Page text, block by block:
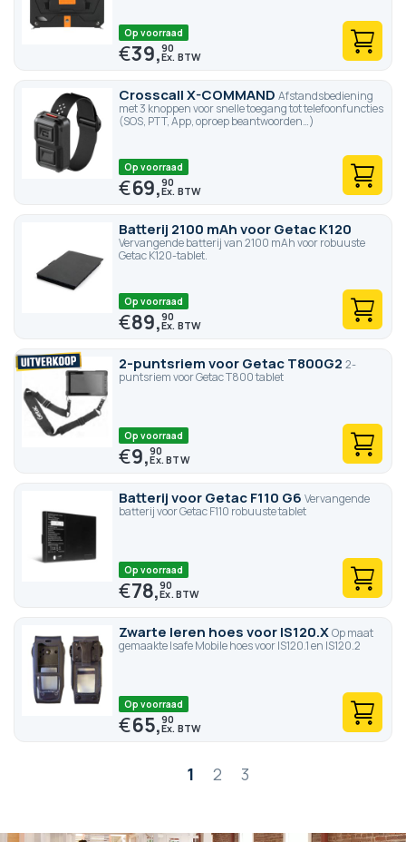
Op voorraad
€39,90
Crosscall X-COMMAND Afstandsbediening
met 3 knoppen voor snelle toegang tot telefoonfuncties
(SOS, PTT, App, oproep beantwoorden…)
Op voorraad
€69,90
Batterij 2100 mAh voor Getac K120
Vervangende batterij van 2100 mAh voor robuuste
Getac K120-tablet.
Op voorraad
€89,90
2-puntsriem voor Getac T800G2 2-
puntsriem voor Getac T800 tablet
Op voorraad
€9,90
Batterij voor Getac F110 G6 Vervangende
batterij voor Getac F110 robuuste tablet
Op voorraad
€78,90
Zwarte leren hoes voor IS120.XOp maat
gemaakte Isafe Mobile hoes voor IS120.1 en IS120.2
Op voorraad
€65,90
Pagina1 2 3